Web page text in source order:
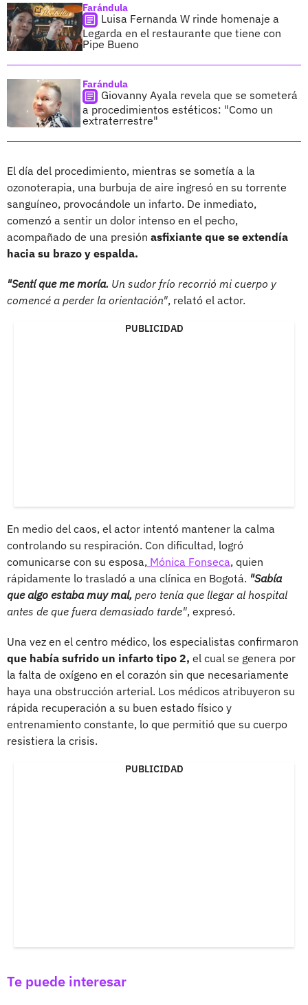
Farándula
Luisa Fernanda W rinde homenaje a
Legarda en el restaurante que tiene con
Pipe Bueno
Farándula
Giovanny Ayala revela que se someterá
a procedimientos estéticos: "Como un
extraterrestre"
El día del procedimiento, mientras se sometía a la
ozonoterapia, una burbuja de aire ingresó en su torrente
sanguíneo, provocándole un infarto. De inmediato,
comenzó a sentir un dolor intenso en el pecho,
acompañado de una presión asfixiante que se extendía
hacia su brazo y espalda.
"Sentí que me moría. Un sudor frío recorrió mi cuerpo y
comencé a perder la orientación", relató el actor.
PUBLICIDAD
En medio del caos, el actor intentó mantener la calma
controlando su respiración. Con dificultad, logró
comunicarse con su esposa, Mónica Fonseca, quien
rápidamente lo trasladó a una clínica en Bogotá. "Sabía
que algo estaba muy mal, pero tenía que llegar al hospital
antes de que fuera demasiado tarde", expresó.
Una vez en el centro médico, los especialistas confirmaron
que había sufrido un infarto tipo 2, el cual se genera por
la falta de oxígeno en el corazón sin que necesariamente
haya una obstrucción arterial. Los médicos atribuyeron su
rápida recuperación a su buen estado físico y
entrenamiento constante, lo que permitió que su cuerpo
resistiera la crisis.
PUBLICIDAD
Te puede interesar